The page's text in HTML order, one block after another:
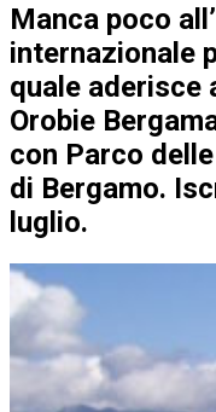
Manca poco
internazionale
quale aderisce
Orobie
con Parco
di Bergamo.
luglio.